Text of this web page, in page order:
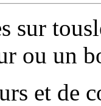
sur
ou un
et de